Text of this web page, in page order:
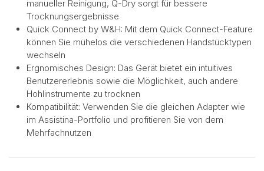
manueller Reinigung, Q-Dry sorgt für bessere
Trocknungsergebnisse
Quick Connect by W&H: Mit dem Quick Connect-Feature
können Sie mühelos die verschiedenen Handstücktypen
wechseln
Ergnomisches Design: Das Gerät bietet ein intuitives
Benutzererlebnis sowie die Möglichkeit, auch andere
Hohlinstrumente zu trocknen
Kompatibilität: Verwenden Sie die gleichen Adapter wie
im Assistina-Portfolio und profitieren Sie von dem
Mehrfachnutzen